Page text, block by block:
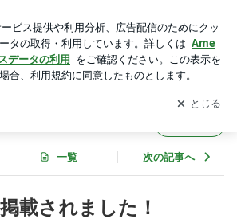
して ブログの更新通知
を受け取りまし
開く
一覧 次の記事へ
載されました！